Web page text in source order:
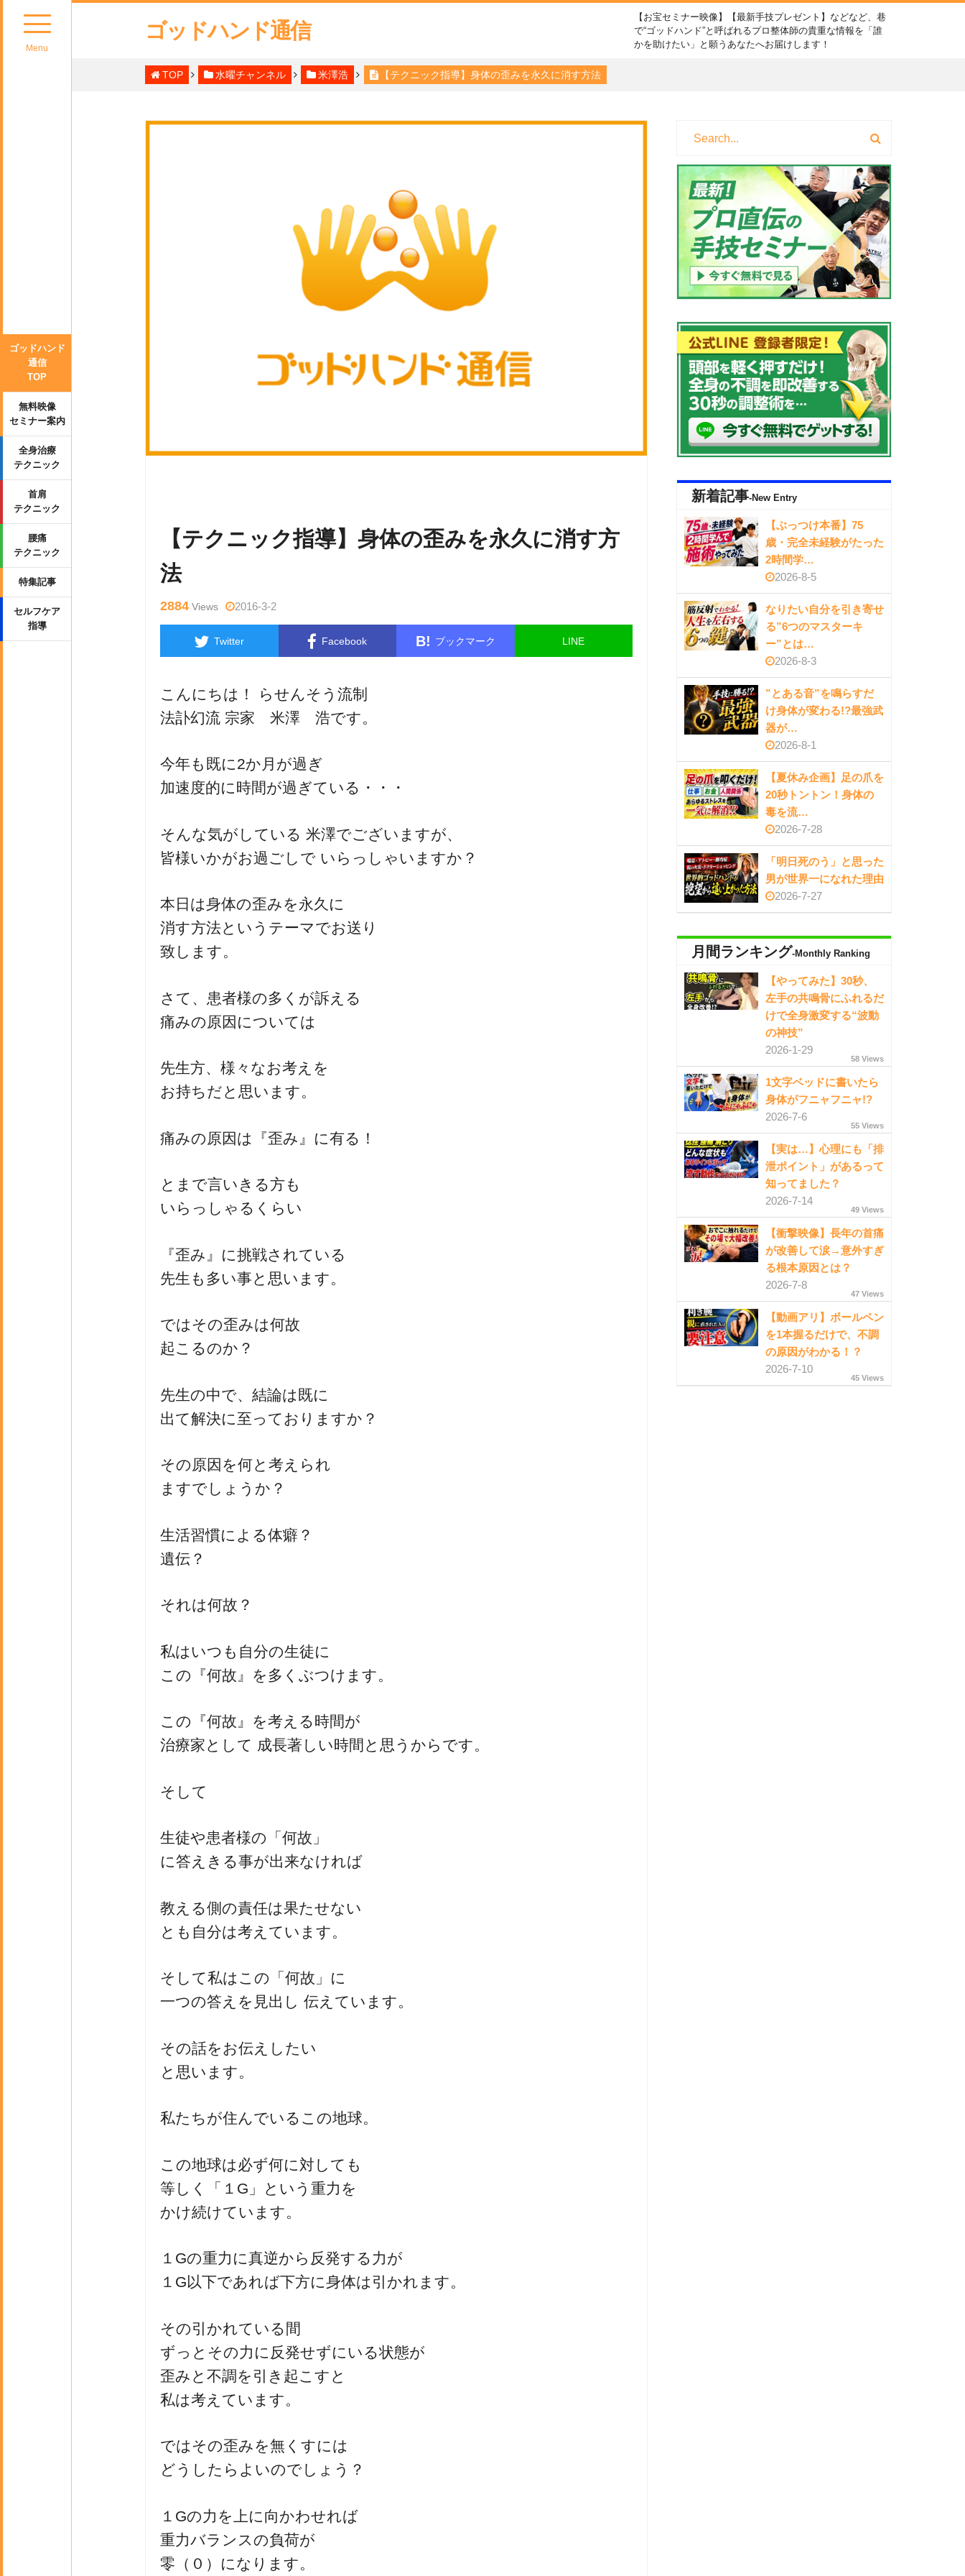
一流の整体師セミナー
ゴッドハンド通信とは
Menu
ゴッドハンド
通信
TOP
無料映像
セミナー案内
全身治療
テクニック
首肩
テクニック
腰痛
テクニック
特集記事
セルフケア
指導
ゴッドハンド通信
【お宝セミナー映像】【最新手技プレゼント】などなど、巷
で“ゴッドハンド”と呼ばれるプロ整体師の貴重な情報を「誰
かを助けたい」と願うあなたへお届けします！
TOP 水曜チャンネル 米澤浩 【テクニック指導】身体の歪みを永久に消す方法
【テクニック指導】身体の歪みを永久に消す方
法
2884 Views 2016-3-2
Twitter Facebook B! ブックマーク LINE
こんにちは！ らせんそう流制
法訃幻流 宗家 米澤 浩です。
今年も既に2か月が過ぎ
加速度的に時間が過ぎている・・・
そんな気がしている 米澤でございますが、
皆様いかがお過ごしで いらっしゃいますか？
本日は身体の歪みを永久に
消す方法というテーマでお送り
致します。
さて、患者様の多くが訴える
痛みの原因については
先生方、様々なお考えを
お持ちだと思います。
痛みの原因は『歪み』に有る！
とまで言いきる方も
いらっしゃるくらい
『歪み』に挑戦されている
先生も多い事と思います。
ではその歪みは何故
起こるのか？
先生の中で、結論は既に
出て解決に至っておりますか？
その原因を何と考えられ
ますでしょうか？
生活習慣による体癖？
遺伝？
それは何故？
私はいつも自分の生徒に
この『何故』を多くぶつけます。
この『何故』を考える時間が
治療家として 成長著しい時間と思うからです。
そして
生徒や患者様の「何故」
に答えきる事が出来なければ
教える側の責任は果たせない
とも自分は考えています。
そして私はこの「何故」に
一つの答えを見出し 伝えています。
その話をお伝えしたい
と思います。
私たちが住んでいるこの地球。
この地球は必ず何に対しても
等しく「１G」という重力を
かけ続けています。
１Gの重力に真逆から反発する力が
１G以下であれば下方に身体は引かれます。
その引かれている間
ずっとその力に反発せずにいる状態が
歪みと不調を引き起こすと
私は考えています。
ではその歪みを無くすには
どうしたらよいのでしょう？
１Gの力を上に向かわせれば
重力バランスの負荷が
零（０）になります。
新着記事-New Entry
【ぶっつけ本番】75
歳・完全未経験がたった
2時間学…
2026-8-5
なりたい自分を引き寄せ
る”6つのマスターキ
ー”とは…
2026-8-3
”とある音”を鳴らすだ
け身体が変わる!?最強武
器が…
2026-8-1
【夏休み企画】足の爪を
20秒トントン！身体の
毒を流…
2026-7-28
「明日死のう」と思った
男が世界一になれた理由
2026-7-27
月間ランキング-Monthly Ranking
【やってみた】30秒、
左手の共鳴骨にふれるだ
けで全身激変する“波動
の神技”
2026-1-29
58 Views
1文字ベッドに書いたら
身体がフニャフニャ!?
2026-7-6
55 Views
【実は…】心理にも「排
泄ポイント」があるって
知ってました？
2026-7-14
49 Views
【衝撃映像】長年の首痛
が改善して涙→意外すぎ
る根本原因とは？
2026-7-8
47 Views
【動画アリ】ボールペン
を1本握るだけで、不調
の原因がわかる！？
2026-7-10
45 Views